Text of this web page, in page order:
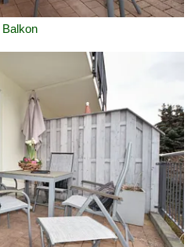
Balkon